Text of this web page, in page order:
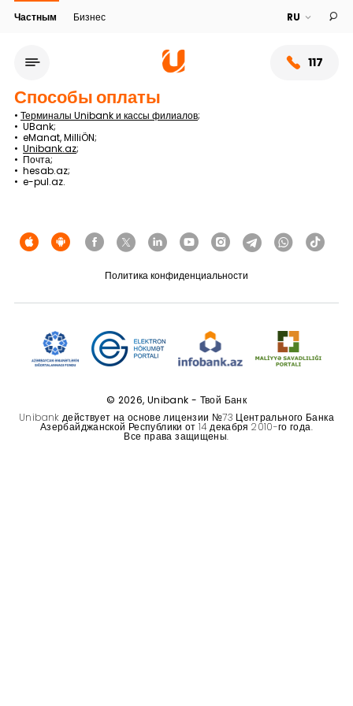
Частным Бизнес
117
Сеть обслуживания
Устойчивость
Кешбэк
Способы оплаты
• Терминалы Unibank и кассы филиалов;
• UBank;
• eManat, MilliÖN;
• Unibank.az;
• Почта;
• hesab.az;
• e-pul.az.
Политика конфиденциальности
© 2026, Unibank - Твой Банк
Unibank действует на основе лицензии №73 Центрального Банка
Азербайджанской Республики от 14 декабря 2010-го года.
Все права защищены.